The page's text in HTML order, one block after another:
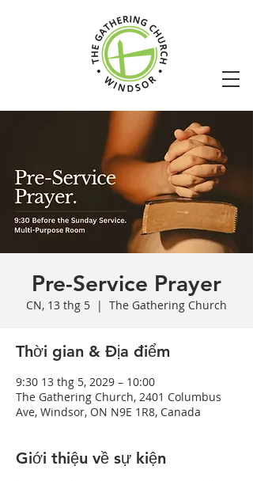
Pre-Service Prayer
CN, 13 thg 5
  |
The Gathering Church
Thời gian & Địa điểm
9:30 13 thg 5, 2029 – 10:00
The Gathering Church, 2401 Columbus
Ave, Windsor, ON N9E 1R8, Canada
Giới thiệu về sự kiện